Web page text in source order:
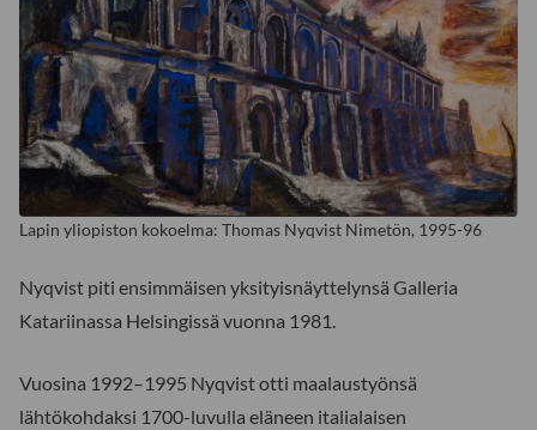
Lapin yliopiston kokoelma: Thomas Nyqvist Nimetön, 1995-96
Nyqvist piti ensimmäisen yksityisnäyttelynsä Galleria
Katariinassa Helsingissä vuonna 1981.
Vuosina 1992–1995 Nyqvist otti maalaustyönsä
lähtökohdaksi 1700-luvulla eläneen italialaisen